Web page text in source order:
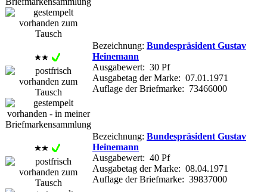
Bezeichnung: Bundespräsident Gustav
Heinemann
Ausgabewert: 30 Pf
Ausgabetag der Marke: 07.01.1971
Auflage der Briefmarke: 73466000
Bezeichnung: Bundespräsident Gustav
Heinemann
Ausgabewert: 40 Pf
Ausgabetag der Marke: 08.04.1971
Auflage der Briefmarke: 39837000